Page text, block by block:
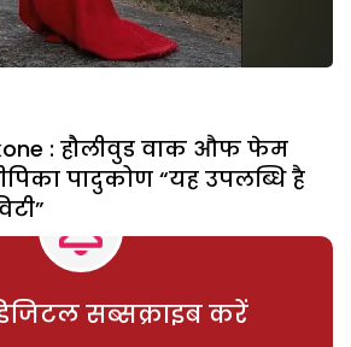
: हौलीवुड वाक औफ फेम
पादुकोण “यह उपलब्धि है
सब्सक्राइब करें